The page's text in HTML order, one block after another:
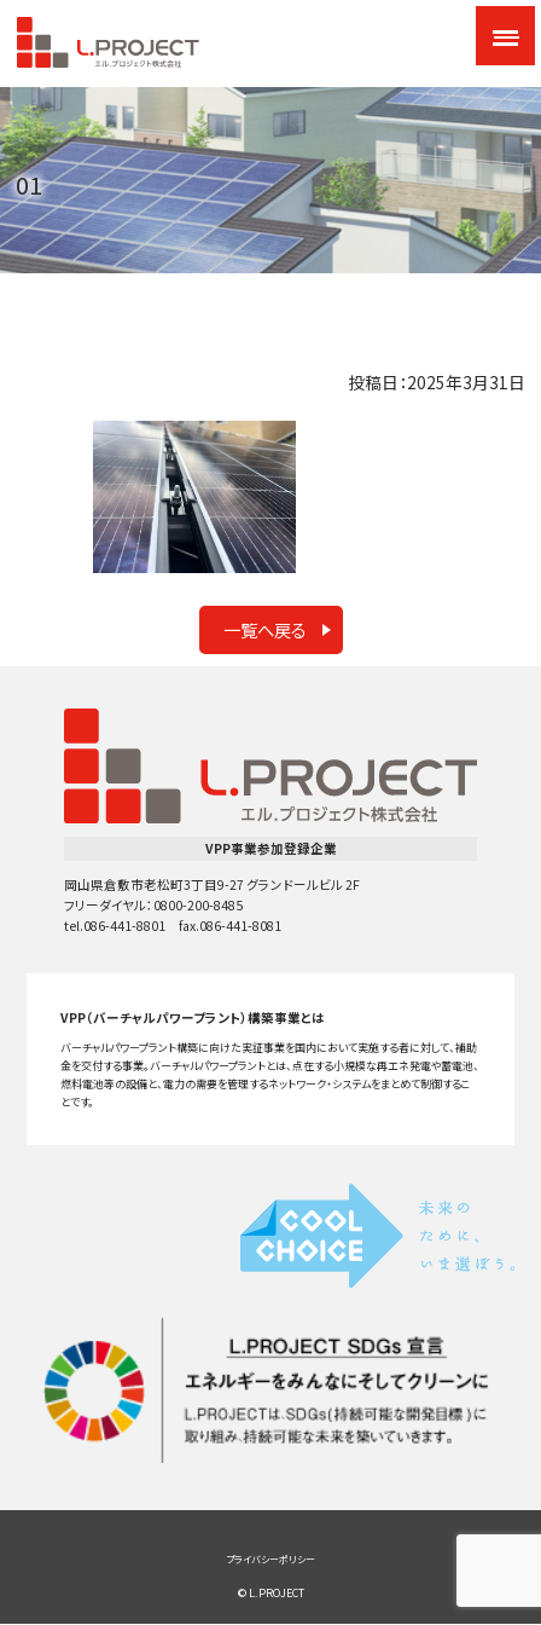
01
投稿日：2025年3月31日
一覧へ戻る
VPP事業参加登録企業
岡山県倉敷市老松町3丁目9-27 グランドールビル 2F
フリーダイヤル：0800-200-8485
tel.086-441-8801 fax.086-441-8081
VPP（バーチャルパワープラント）構築事業とは
バーチャルパワープラント構築に向けた実証事業を国内において実施する者に対して、補助
金を交付する事業。バーチャルパワープラントとは、点在する小規模な再エネ発電や蓄電池、
燃料電池等の設備と、電力の需要を管理するネットワーク・システムをまとめて制御するこ
とです。
プライバシーポリシー
© L.PROJECT